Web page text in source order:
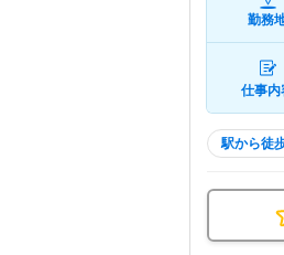
勤務
仕事内
駅から徒